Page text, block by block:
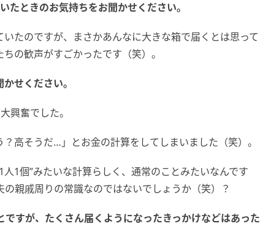
たときのお気持ちをお聞かせください。
いたのですが、まさかあんなに大きな箱で届くとは思って
の歓声がすごかったです（笑）。
せください。
興奮でした。
高そうだ…」とお金の計算をしてしまいました（笑）。
1個”みたいな計算らしく、通常のことみたいなんです
の親戚周りの常識なのではないでしょうか（笑）？
すが、たくさん届くようになったきっかけなどはあった